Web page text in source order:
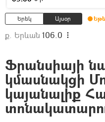
Երեկ Այսօր
ք. Երևան 106.0
Ֆրանսիայի
կմասնակցի
կայանալիք